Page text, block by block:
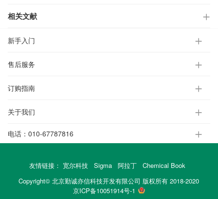
相关文献
新手入门
售后服务
订购指南
关于我们
电话： 010-67787816
友情链接： 宽尔科技 Sigma 阿拉丁
Chemical Book
Copyright© 北京勤诚亦信科技开发有限公司 版权所有 2018-2020
京ICP备10051914号-1